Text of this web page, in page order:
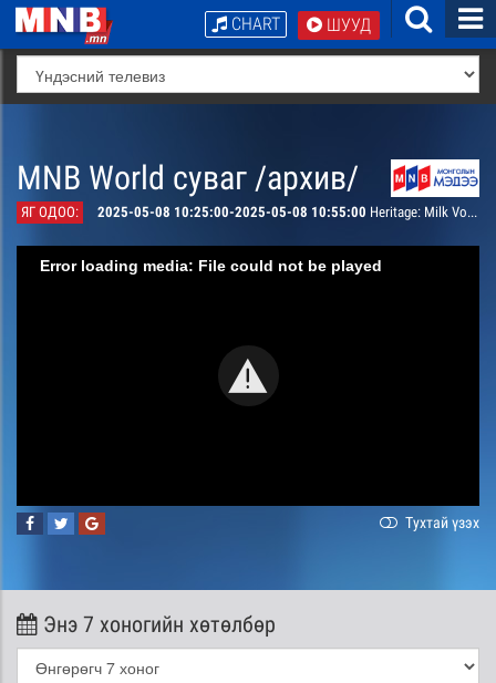
ШУУД
CHART
MNB World суваг /архив/
ЯГ ОДОО: 2025-05-08 10:25:00-2025-05-08 10:55:00 Heritage: Milk Vodka
Error loading media: File could not be played
Тухтай үзэх
Энэ 7 хоногийн хөтөлбөр